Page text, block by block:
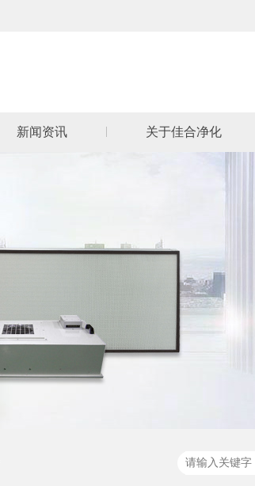
新闻资讯 关于佳合净化